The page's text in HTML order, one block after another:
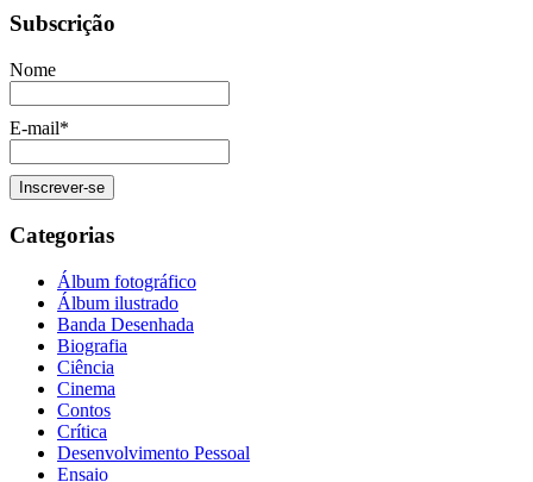
Subscrição
Nome
E-mail*
Categorias
Álbum fotográfico
Álbum ilustrado
Banda Desenhada
Biografia
Ciência
Cinema
Contos
Crítica
Desenvolvimento Pessoal
Ensaio